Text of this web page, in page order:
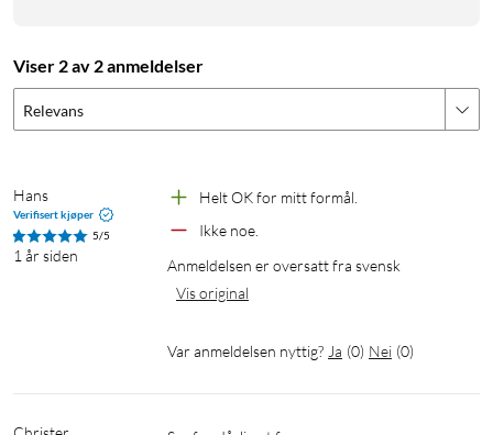
Viser 2 av 2 anmeldelser
Relevans
Hans
Verifisert kjøper
5/5
1 år siden
Helt OK for mitt formål.
Ikke noe.
Anmeldelsen er oversatt fra svensk
Vis original
Var anmeldelsen nyttig? Ja (0) Nei (0)